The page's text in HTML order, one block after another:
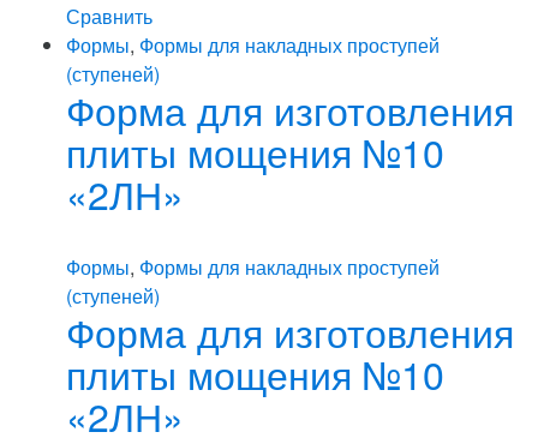
Сравнить
Формы, Формы для накладных проступей
(ступеней)
Форма для изготовления
плиты мощения №10
«2ЛН»
Формы, Формы для накладных проступей
(ступеней)
Форма для изготовления
плиты мощения №10
«2ЛН»